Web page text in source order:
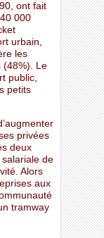
ont fait
000
urbain,
les
(48%). Le
public,
petits
privées
deux
de
Alors
aux
tramway